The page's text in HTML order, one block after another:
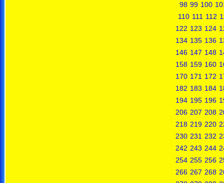
98 99 100
110 111 112
122 123 124
134 135 136
146 147 148
158 159 160
170 171 172
182 183 184
194 195 196
206 207 208
218 219 220
230 231 232
242 243 244
254 255 256
266 267 268